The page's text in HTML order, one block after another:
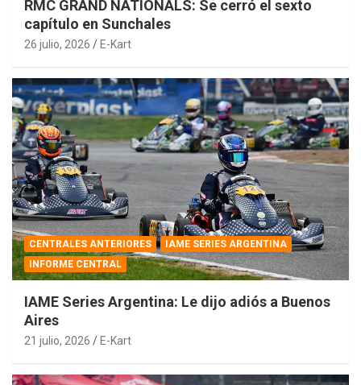
RMC GRAND NATIONALS: Se cerró el sexto
capítulo en Sunchales
26 julio, 2026 E-Kart
CENTRALES ANTERIORES
IAME SERIES ARGENTINA
INFORME CENTRAL
IAME Series Argentina: Le dijo adiós a Buenos
Aires
21 julio, 2026 E-Kart